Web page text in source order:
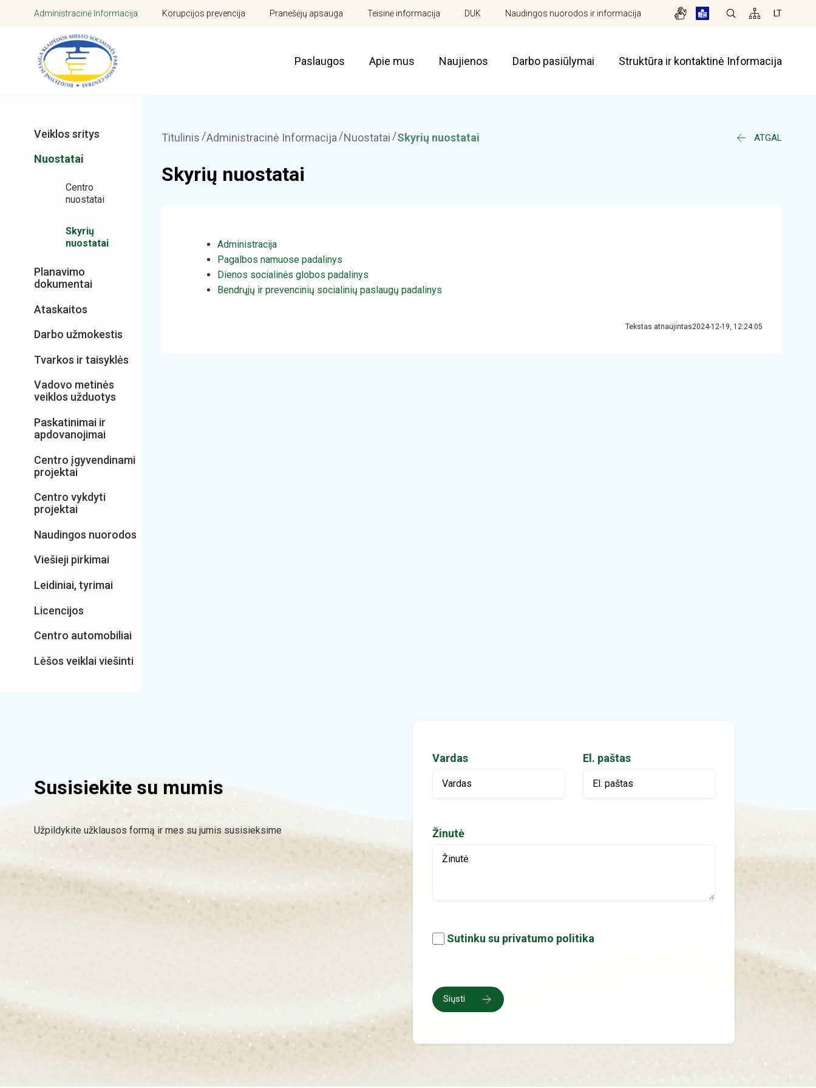
Administracinė Informacija Korupcijos prevencija Pranešėjų apsauga Teisinė informacija DUK Naudingos nuorodos ir informacija LT
Paslaugos Apie mus Naujienos Darbo pasiūlymai Struktūra ir kontaktinė Informacija
Veiklos sritys
Nuostatai
Centro
nuostatai
Skyrių
nuostatai
Planavimo
dokumentai
Ataskaitos
Darbo užmokestis
Tvarkos ir taisyklės
Vadovo metinės
veiklos užduotys
Paskatinimai ir
apdovanojimai
Centro įgyvendinami
projektai
Centro vykdyti
projektai
Naudingos nuorodos
Viešieji pirkimai
Leidiniai, tyrimai
Licencijos
Centro automobiliai
Lėšos veiklai viešinti
Titulinis Administracinė Informacija Nuostatai Skyrių nuostatai ATGAL
Skyrių nuostatai
Administracija
Pagalbos namuose padalinys
Dienos socialinės globos padalinys
Bendrųjų ir prevencinių socialinių paslaugų padalinys
Tekstas atnaujintas2024-12-19, 12:24:05
Susisiekite su mumis
Užpildykite užklausos formą ir mes su jumis susisieksime
Vardas El. paštas
Žinutė
Sutinku su privatumo politika
Siųsti